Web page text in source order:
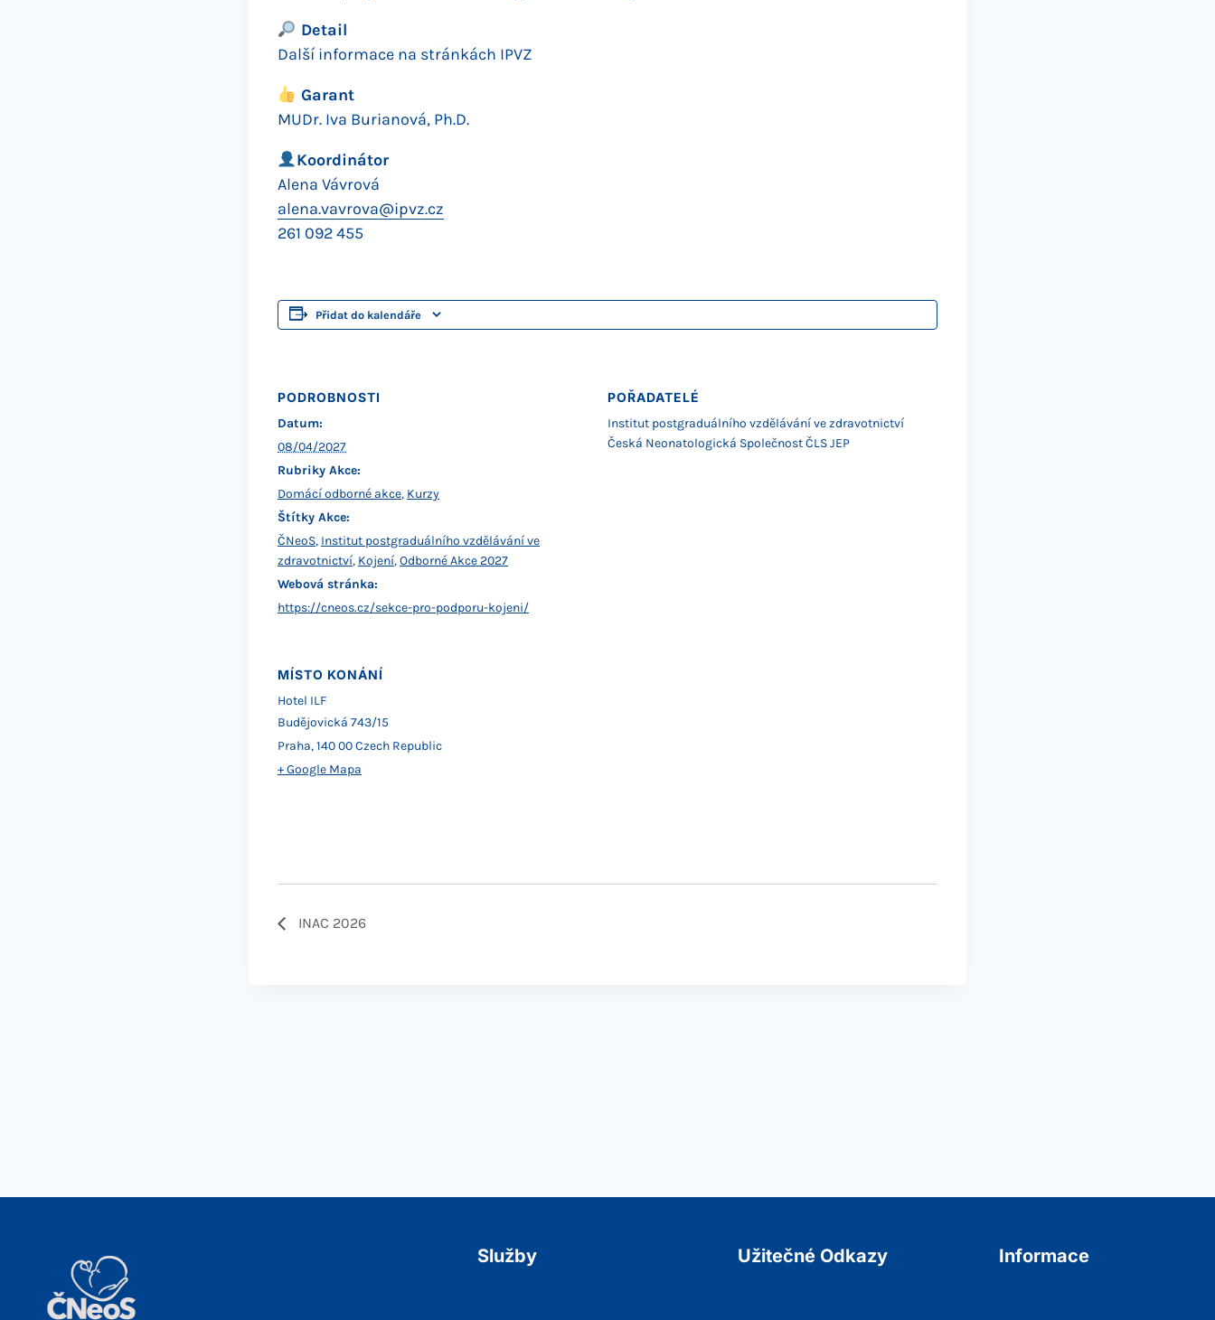
Detail
Další informace na stránkách IPVZ
Garant
MUDr. Iva Burianová, Ph.D.
Koordinátor
Alena Vávrová
alena.vavrova@ipvz.cz
261 092 455
Přidat do kalendáře
PODROBNOSTI
Datum:
08/04/2027
Rubriky Akce:
Domácí odborné akce, Kurzy
Štítky Akce:
ČNeoS, Institut postgraduálního vzdělávání ve
zdravotnictví, Kojení,Odborné Akce 2027
Webová stránka:
https://cneos.cz/sekce-pro-podporu-kojeni/
POŘADATELÉ
Institut postgraduálního vzdělávání ve zdravotnictví
Česká Neonatologická Společnost ČLS JEP
MÍSTO KONÁNÍ
Hotel ILF
Budějovická 743/15
Praha,140 00Czech Republic
+ Google Mapa
INAC 2026
Služby Užitečné Odkazy Informace